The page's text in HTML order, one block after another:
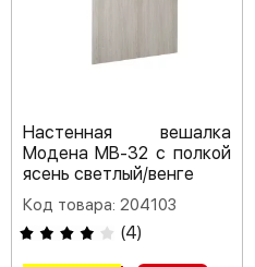
Настенная вешалка
Модена МВ-32 с полкой
ясень светлый/венге
Код товара: 204103
(4)